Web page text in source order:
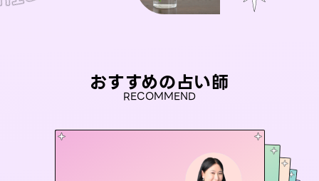
おすすめの占い師
RECOMMEND